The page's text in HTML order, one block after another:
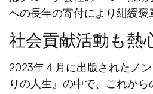
への長年の寄付により紺綬褒
社会貢献活動も熱
2023年４月に出版されたノ
りの人生』の中で、これか